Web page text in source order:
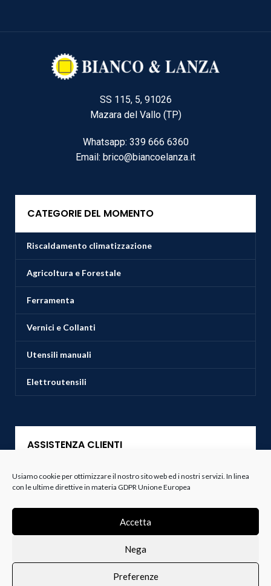
Usiamo cookie per ottimizzare il nostro sito web ed i nostri servizi. In linea
con le ultime direttive in materia GDPR Unione Europea
Accetta
Nega
Preferenze
SS 115, 5, 91026
Mazara del Vallo (TP)
Whatsapp: 339 666 6360
Email: brico@biancoelanza.it
CATEGORIE DEL MOMENTO
Riscaldamento climatizzazione
Agricoltura e Forestale
Ferramenta
Vernici e Collanti
Utensili manuali
Elettroutensili
ASSISTENZA CLIENTI
Servizio Clienti